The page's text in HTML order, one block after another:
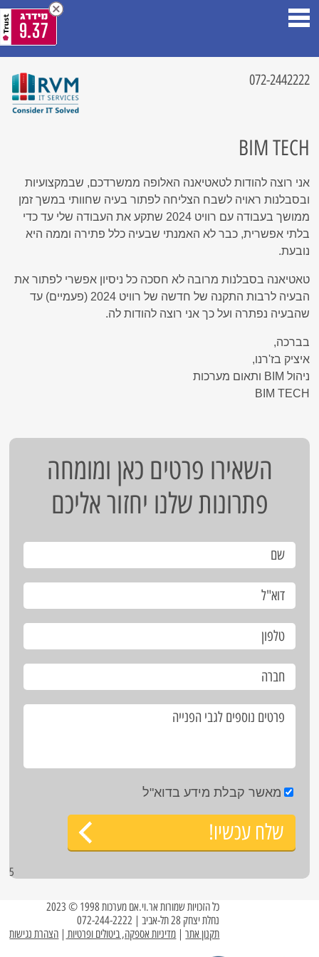
072-2442222
BIM TECH
אני רוצה להודות לטאטיאנה האלופה ממשרדכם, שבמקצועיות
ובסבלנות ראויה לשבח הצליחה לפתור בעיה שחוותי במשך זמן
ממושך בעבודה עם רוויט 2024 שתקע את העבודה שלי עד כדי
בלתי אפשרית, כבר לא האמנתי שבעיה כלל פתירה וממה היא
נובעת.
טאטיאנה בסבלנות מרובה לא חסכה כל ניסיון אפשרי לפתור את
הבעיה לרבות התקנה של חדשה של רוויט 2024 (פעמיים) עד
שהבעיה נפתרה ועל כך אני רוצה להודות לה.
בברכה,
איציק בז'רנו,
ניהול BIM ותאום מערכות
BIM TECH
השאירו פרטים כאן ומומחה
פתרונות שלנו יחזור אליכם
מאשר קבלת מידע בדוא"ל
שלח עכשיו!
5
כל הזכויות שמורות אר.וי.אם מערכות 1998 © 2023
נחלת יצחק 28 תל-אביב | 072-244-2222
תקנון אתר| מדיניות אספקה, ביטולים ופרטיות | הצהרת נגישות
9.37